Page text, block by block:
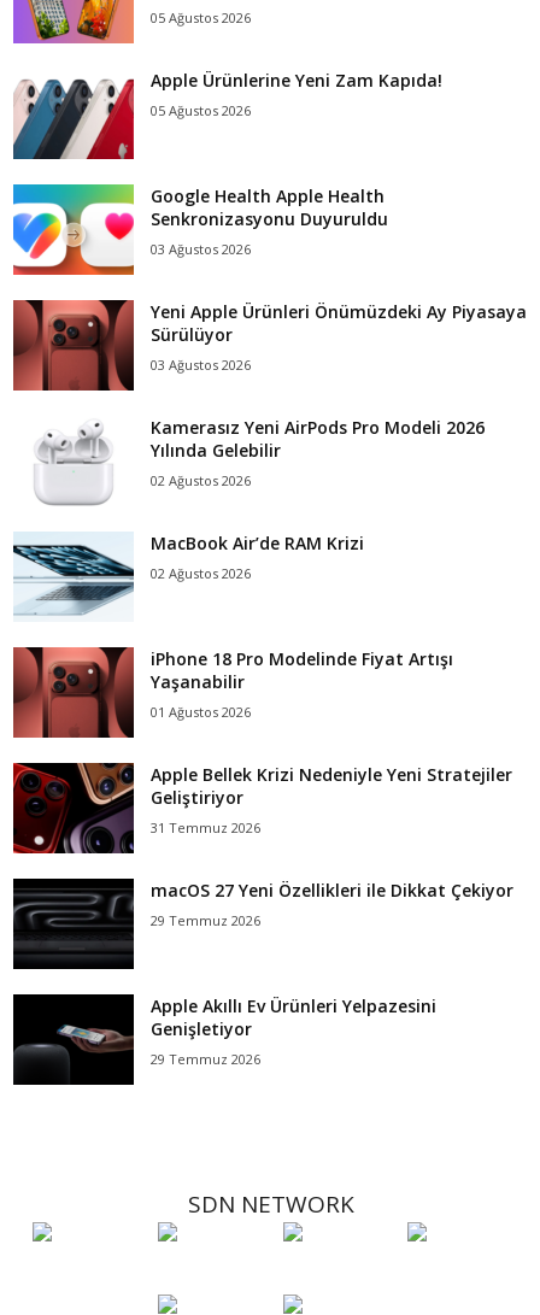
05 Ağustos 2026
Apple Ürünlerine Yeni Zam Kapıda!
05 Ağustos 2026
Google Health Apple Health
Senkronizasyonu Duyuruldu
03 Ağustos 2026
Yeni Apple Ürünleri Önümüzdeki Ay Piyasaya
Sürülüyor
03 Ağustos 2026
Kamerasız Yeni AirPods Pro Modeli 2026
Yılında Gelebilir
02 Ağustos 2026
MacBook Air’de RAM Krizi
02 Ağustos 2026
iPhone 18 Pro Modelinde Fiyat Artışı
Yaşanabilir
01 Ağustos 2026
Apple Bellek Krizi Nedeniyle Yeni Stratejiler
Geliştiriyor
31 Temmuz 2026
macOS 27 Yeni Özellikleri ile Dikkat Çekiyor
29 Temmuz 2026
Apple Akıllı Ev Ürünleri Yelpazesini
Genişletiyor
29 Temmuz 2026
SDN NETWORK